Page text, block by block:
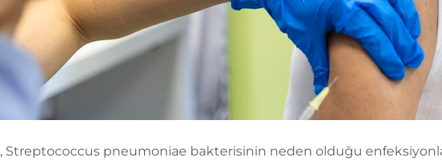
Streptococcus pneumoniae bakterisinin neden olduğu